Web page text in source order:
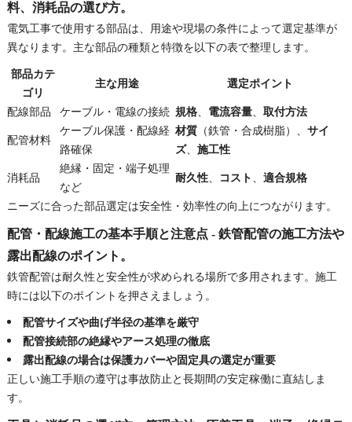
料、消耗品の選び方。
電気工事で使用する部品は、用途や現場の条件によって選定基準が
異なります。主な部品の種類と特徴を以下の表で整理します。
部品カテ
ゴリ
主な用途
選定ポイント
配線部品
ケーブル・電線の接続 規格、 電流容量、 取付方法
配管材料
ケーブル保護・配線経
路確保
材質（鉄管・合成樹脂）、 サイ
ズ、 施工性
消耗品
絶縁・固定・端子処理
など
耐久性、 コスト、 適合規格
ニーズに合った部品選定は安全性・効率性の向上につながります。
配管・配線施工の基本手順と注意点 - 鉄管配管の施工方法や
露出配線のポイント。
鉄管配管は耐久性と安全性が求められる場所で多用されます。施工
時には以下のポイントを押さえましょう。
配管サイズや曲げ半径の基準を厳守
配管接続部の絶縁やアース処理の徹底
露出配線の場合は保護カバーや固定具の選定が重要
正しい施工手順の遵守は事故防止と長期間の安定稼働に直結しま
す。